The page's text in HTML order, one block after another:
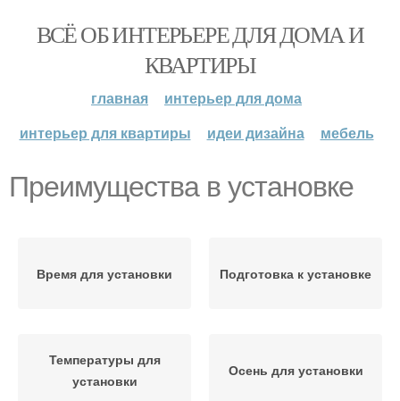
ВСЁ ОБ ИНТЕРЬЕРЕ ДЛЯ ДОМА И
КВАРТИРЫ
главная
интерьер для дома
интерьер для квартиры
идеи дизайна мебель
Преимущества в установке
Время для установки Подготовка к установке
Температуры для
установки
Осень для установки